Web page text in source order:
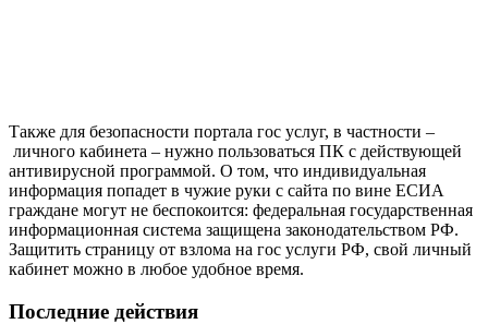
Также для безопасности портала гос услуг, в частности –
личного кабинета – нужно пользоваться ПК с действующей
антивирусной программой. О том, что индивидуальная
информация попадет в чужие руки с сайта по вине ЕСИА
граждане могут не беспокоится: федеральная государственная
информационная система защищена законодательством РФ.
Защитить страницу от взлома на гос услуги РФ, свой личный
кабинет можно в любое удобное время.
Последние действия